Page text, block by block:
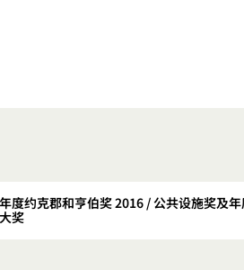
年度约克郡和亨伯奖 2016 / 公共设施奖及
大奖